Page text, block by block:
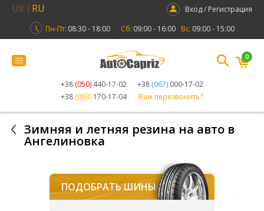
UK RU
Вход / Регистрация
Пн-Пт: 08:30 - 18:00 Сб: 09:00 - 16:00 Вс: 09:00 - 15:00
+38 (050) 440-17-02 +38 (067) 000-17-02
+38 (093) 170-17-04 Вам перезвонить?
0
Зимняя и летняя резина на авто в
Ангелиновка
ПОДОБРАТЬ ШИНЫ